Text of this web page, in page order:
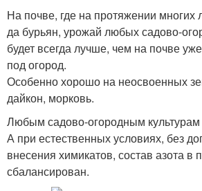
На почве, где на протяжении многих
да бурьян, урожай любых садово-
будет всегда лучше, чем на почве
под огород.
Особенно хорошо на неосвоенных
дайкон, морковь.
Любым садово-огородным культурам
А при естественных условиях, без
внесения химикатов, состав азота в
сбалансирован.